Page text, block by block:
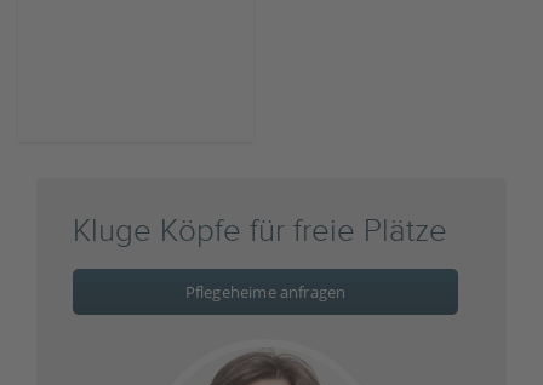
Kluge Köpfe für freie Plätze
Pflegeheime anfragen